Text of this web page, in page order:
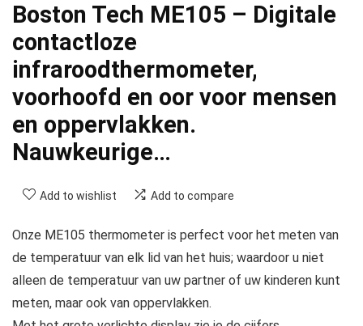
Boston Tech ME105 – Digitale
contactloze
infraroodthermometer,
voorhoofd en oor voor mensen
en oppervlakken.
Nauwkeurige…
Add to wishlist Add to compare
Onze ME105 thermometer is perfect voor het meten van
de temperatuur van elk lid van het huis; waardoor u niet
alleen de temperatuur van uw partner of uw kinderen kunt
meten, maar ook van oppervlakken.